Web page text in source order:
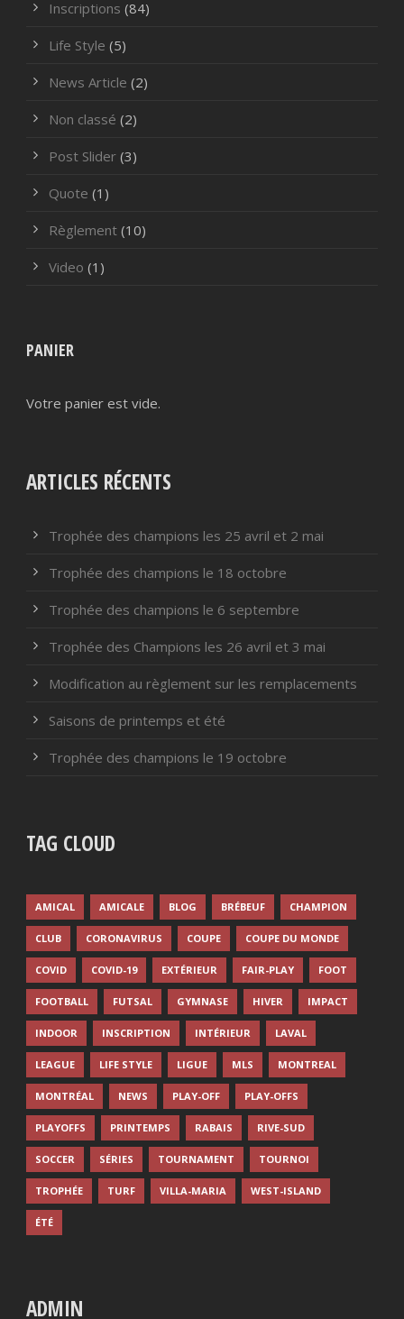
Inscriptions (84)
Life Style (5)
News Article (2)
Non classé (2)
Post Slider (3)
Quote (1)
Règlement (10)
Video (1)
PANIER
Votre panier est vide.
ARTICLES RÉCENTS
Trophée des champions les 25 avril et 2 mai
Trophée des champions le 18 octobre
Trophée des champions le 6 septembre
Trophée des Champions les 26 avril et 3 mai
Modification au règlement sur les remplacements
Saisons de printemps et été
Trophée des champions le 19 octobre
TAG CLOUD
AMICAL AMICALE BLOG BRÉBEUF CHAMPION
CLUB CORONAVIRUS COUPE COUPE DU MONDE
COVID COVID-19 EXTÉRIEUR FAIR-PLAY FOOT
FOOTBALL FUTSAL GYMNASE HIVER IMPACT
INDOOR INSCRIPTION INTÉRIEUR LAVAL
LEAGUE LIFE STYLE LIGUE MLS MONTREAL
MONTRÉAL NEWS PLAY-OFF PLAY-OFFS
PLAYOFFS PRINTEMPS RABAIS RIVE-SUD
SOCCER SÉRIES TOURNAMENT TOURNOI
TROPHÉE TURF VILLA-MARIA WEST-ISLAND
ÉTÉ
ADMIN